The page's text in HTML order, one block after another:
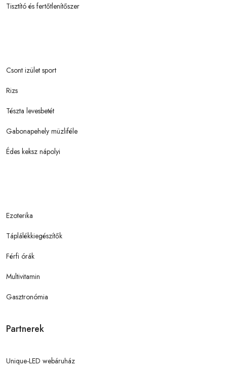
Tisztító és fertőtlenítőszer
Csont izület sport
Rizs
Tészta levesbetét
Gabonapehely müzliféle
Édes keksz nápolyi
Ezoterika
Táplálékkiegészítők
Férfi órák
Multivitamin
Gasztronómia
Partnerek
Unique-LED webáruház